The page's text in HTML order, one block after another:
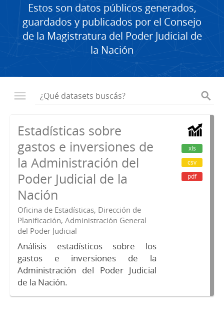
Estos son datos públicos generados,
guardados y publicados por el Consejo
de la Magistratura del Poder Judicial de
la Nación
Estadísticas sobre
gastos e inversiones de
la Administración del
Poder Judicial de la
Nación
Oficina de Estadísticas, Dirección de
Planificación, Administración General
del Poder Judicial
Análisis estadísticos sobre los
gastos e inversiones de la
Administración del Poder Judicial
de la Nación.
xls
csv
pdf